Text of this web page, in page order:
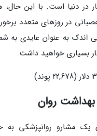
در دنیا است. با این حال،
در روزهای متعدد
اندک به عنوان عایدی به
بسیاری خواهید داشت.
یک مشارو روانپزشکی